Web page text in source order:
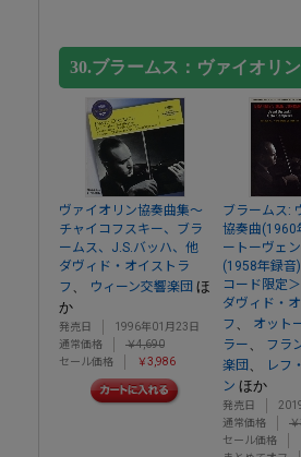
30.ブラームス：ヴァイオリ
ヴァイオリン協奏曲集～
チャイコフスキー、ブラ
ームス、J.S.バッハ、他
ダヴィド・オイストラ
フ
ウィーン交響楽団 ほ
か
発売日
1996年01月23日
通常価格
￥4,690
セール価格
￥3,986
ブラームス:
協奏曲(1960
ートーヴェ
(1958年録音
コード限定＞
ダヴィド・
フ
オット
ラー
フラ
楽団
レフ
ン ほか
発売日
通常価格
セール価格